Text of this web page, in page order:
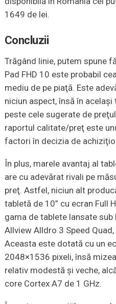
1649 de lei.
Concluzii
Trăgând linie, putem spune
Pad FHD 10 este probabil
mediu de pe piaţă. Este
niciun aspect, însă în
peste cele sugerate de
raportul calitate/preţ este
factori în decizia de
În plus, marele avantaj al
are cu adevărat rivali pe
preţ. Astfel, niciun alt
tabletă de 10” cu ecran Full
gama de tablete lansate
Allview Alldro 3 Speed
Aceasta este dotată cu un
2048×1536 pixeli, însă
relativ modestă şi veche,
core Cortex A7 de 1 GHz.